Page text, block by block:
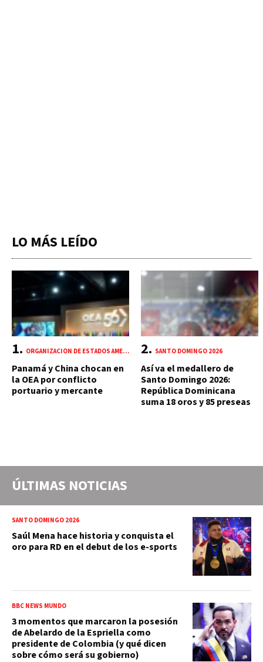
LO MÁS LEÍDO
ORGANIZACIÓN DE ESTADOS AMERICANOS (OEA)
Panamá y China chocan en
la OEA por conflicto
portuario y mercante
SANTO DOMINGO 2026
Así va el medallero de
Santo Domingo 2026:
República Dominicana
suma 18 oros y 85 preseas
ÚLTIMAS NOTICIAS
SANTO DOMINGO 2026
Saúl Mena hace historia y conquista el
oro para RD en el debut de los e-sports
BBC NEWS MUNDO
3 momentos que marcaron la posesión
de Abelardo de la Espriella como
presidente de Colombia (y qué dicen
sobre cómo será su gobierno)